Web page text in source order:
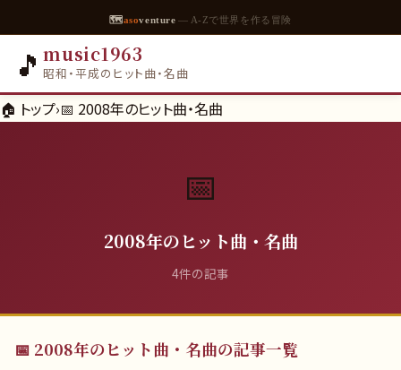
🗺asoventure — A-Zで世界を作る冒険
🎵 music1963
昭和・平成のヒット曲・名曲
🏠 トップ›📅 2008年のヒット曲・名曲
📅
2008年のヒット曲・名曲
4件の記事
📅 2008年のヒット曲・名曲の記事一覧